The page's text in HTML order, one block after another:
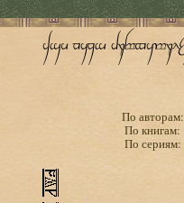
По авторам:
По книгам:
По сериям: